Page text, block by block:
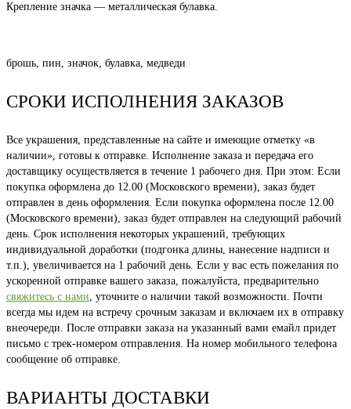
Крепление значка — металлическая булавка.
брошь, пин, значок, булавка, медведи
СРОКИ ИСПОЛНЕНИЯ ЗАКАЗОВ
Все украшения, представленные на сайте и имеющие отметку «в
наличии», готовы к отправке. Исполнение заказа и передача его
доставщику осуществляется в течение 1 рабочего дня. При этом: Если
покупка оформлена до 12.00 (Московского времени), заказ будет
отправлен в день оформления. Если покупка оформлена после 12.00
(Московского времени), заказ будет отправлен на следующий рабочий
день. Срок исполнения некоторых украшений, требующих
индивидуальной доработки (подгонка длины, нанесение надписи и
т.п.), увеличивается на 1 рабочий день. Если у вас есть пожелания по
ускоренной отправке вашего заказа, пожалуйста, предварительно
свяжитесь с нами, уточните о наличии такой возможности. Почти
всегда мы идем на встречу срочным заказам и включаем их в отправку
внеочереди. После отправки заказа на указанный вами емайл придет
письмо с трек-номером отправления. На номер мобильного телефона
сообщение об отправке.
ВАРИАНТЫ ДОСТАВКИ